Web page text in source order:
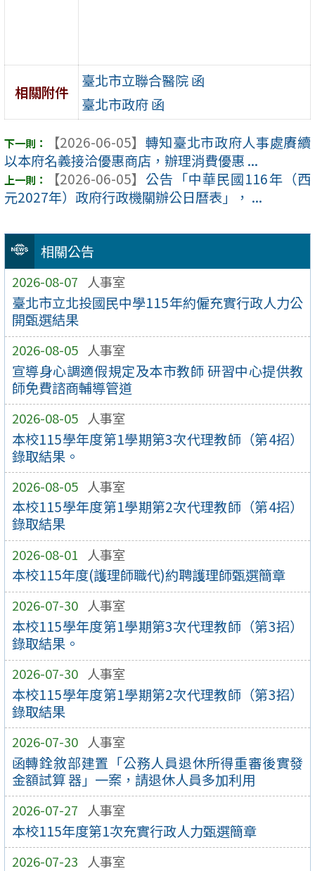
相關公告
2026-08-07 人事室
臺北市立北投國民中學115年約僱充實行政人力公
開甄選結果
2026-08-05 人事室
宣導身心調適假規定及本市教師 研習中心提供教
師免費諮商輔導管道
2026-08-05 人事室
本校115學年度第1學期第3次代理教師（第4招）
錄取結果。
2026-08-05 人事室
本校115學年度第1學期第2次代理教師（第4招）
錄取結果
2026-08-01 人事室
本校115年度(護理師職代)約聘護理師甄選簡章
2026-07-30 人事室
本校115學年度第1學期第3次代理教師（第3招）
錄取結果。
2026-07-30 人事室
本校115學年度第1學期第2次代理教師（第3招）
錄取結果
2026-07-30 人事室
函轉銓敘部建置「公務人員退休所得重審後實發
金額試算 器」一案，請退休人員多加利用
2026-07-27 人事室
本校115年度第1次充實行政人力甄選簡章
2026-07-23 人事室
相關附件
臺北市立聯合醫院 函
臺北市政府 函
【2026-06-05】 轉知臺北市政府人事處賡續
以本府名義接洽優惠商店，辦理消費優惠 ...
【2026-06-05】 公告「中華民國116年（西
元2027年）政府行政機關辦公日曆表」， ...